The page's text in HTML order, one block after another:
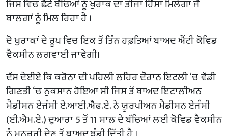
ਜਿਸ ਵਿਚ ਛੋਟੇ ਬੱਚਿਆਂ ਨੂੰ ਖੁਰਾਕ ਦਾ ਤੀਜਾ ਹਿੱਸਾ ਮਿਲੇਗਾ ਜੋ
ਬਾਲਗਾਂ ਨੂੰ ਮਿਲ ਰਿਹਾ ਹੈ ।
ਦੋ ਖੁਰਾਕਾਂ ਦੇ ਰੂਪ ਵਿਚ ਇਕ ਤੋਂ ਤਿੰਨ ਹਫ਼ਤਿਆਂ ਬਾਅਦ ਐਂਟੀ ਕੋਵਿਡ
ਵੈਕਸੀਨ ਲਗਵਾਈ ਜਾਵੇਗੀ।
ਦੱਸ ਦੇਈਏ ਕਿ ਕਰੋਨਾ ਦੀ ਪਹਿਲੀ ਲਹਿਰ ਦੌਰਾਨ ਇਟਲੀ ‘ਚ ਵੱਡੀ
ਗਿਣਤੀ ‘ਚ ਨੁਕਸਾਨ ਹੋਇਆ ਸੀ ਜਿਸ ਤੋਂ ਬਾਅਦ ਇਟਾਲੀਅਨ
ਮੈਡੀਸਨ ਏਜੰਸੀ ਏ.ਆਈ.ਐਫ.ਏ. ਨੇ ਯੂਰਪੀਅਨ ਮੈਡੀਸਨ ਏਜੰਸੀ
(ਈ.ਐਮ.ਏ.) ਦੁਆਰਾ 5 ਤੋਂ 11 ਸਾਲ ਦੇ ਬੱਚਿਆਂ ਲਈ ਕੋਵਿਡ ਵੈਕਸੀਨ